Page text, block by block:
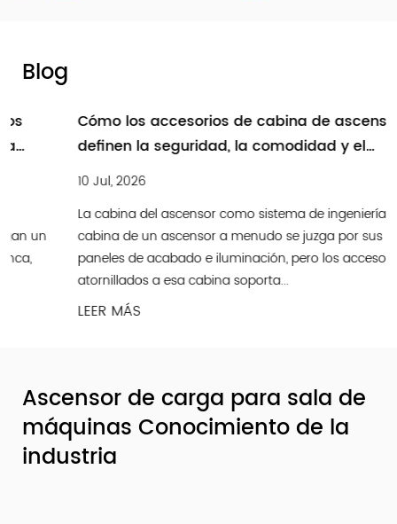
Blog
Cómo los accesorios de cabina de ascensor
definen la seguridad, la comodidad y el
rendimiento a largo plazo
10 Jul, 2026
La cabina del ascensor como sistema de ingeniería La
cabina de un ascensor a menudo se juzga por sus
paneles de acabado e iluminación, pero los accesorios
atornillados a esa cabina soporta...
LEER MÁS
Ascensor de carga para sala de
máquinas Conocimiento de la
industria